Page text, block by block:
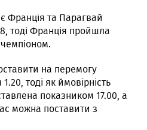
Франція та Парагвай
тоді Франція пройшла
чемпіоном.
на перемогу
тоді як ймовірність
показником 17.00, а
можна поставити з